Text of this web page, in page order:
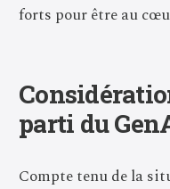
forts pour être au
parti du
Compte tenu de la